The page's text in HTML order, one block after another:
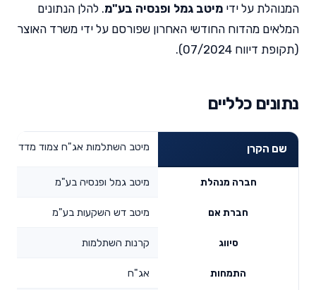
המנוהלת על ידי מיטב גמל ופנסיה בע"מ. להלן הנתונים
המלאים מהדוח החודשי האחרון שפורסם על ידי משרד האוצר
(תקופת דיווח 07/2024).
נתונים כלליים
שם הקרן מיטב השתלמות אג"ח צמוד מדד
חברה מנהלת מיטב גמל ופנסיה בע"מ
חברת אם מיטב דש השקעות בע"מ
סיווג קרנות השתלמות
התמחות אג"ח